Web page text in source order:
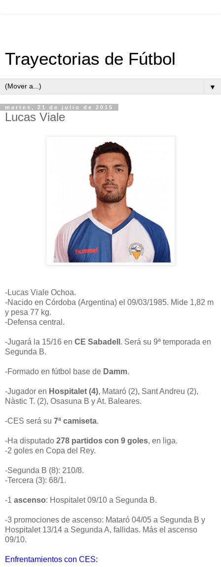
Trayectorias de Fútbol
▼
martes, 21 de julio de 2015
Lucas Viale
-Lucas Viale Ochoa.
-Nacido en Córdoba (Argentina) el 09/03/1985. Mide 1,82 m
y pesa 77 kg.
-Defensa central.
-Jugará la 15/16 en CE Sabadell . Será su 9ª temporada en
Segunda B.
-Formado en fútbol base de Damm.
-Jugador en Hospitalet (4), Mataró (2), Sant Andreu (2),
Nàstic T. (2), Osasuna B y At. Baleares.
-CES será su 7ª camiseta.
-Ha disputado 278 partidos con 9 goles, en liga.
-2 goles en Copa del Rey.
-Segunda B (8): 210/8.
-Tercera (3): 68/1.
-1 ascenso: Hospitalet 09/10 a Segunda B.
-3 promociones de ascenso: Mataró 04/05 a Segunda B y
Hospitalet 13/14 a Segunda A, fallidas. Más el ascenso
09/10.
Enfrentamientos con CES: